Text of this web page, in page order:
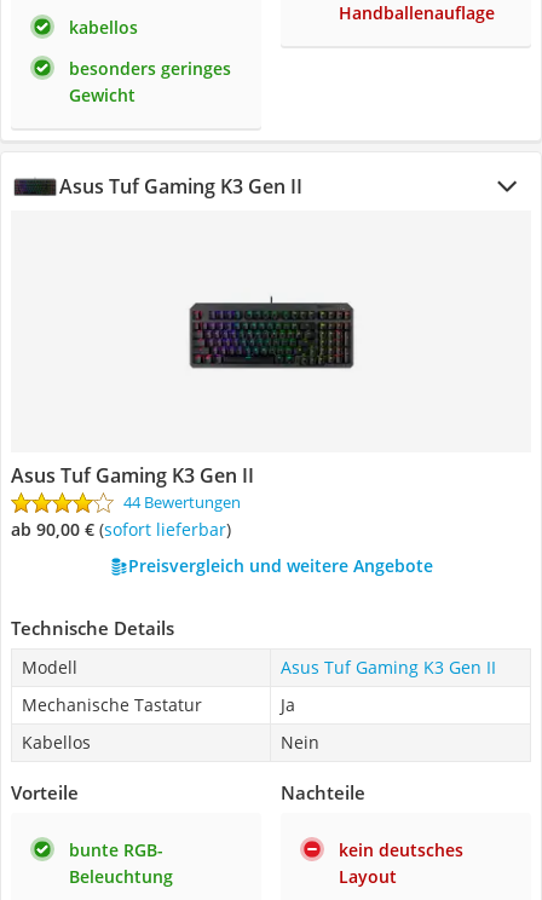
kabellos
besonders geringes
Gewicht
Handballenauflage
Asus Tuf Gaming K3 Gen II
Asus Tuf Gaming K3 Gen II
44 Bewertungen
ab 90,00 € ( Sofort lieferbar)
Preisvergleich und weitere Angebote
Technische Details
Modell
Asus Tuf Gaming K3 Gen II
Mechanische Tastatur
Ja
Kabellos
Nein
Vorteile
bunte RGB-
Beleuchtung
Nachteile
kein deutsches
Layout